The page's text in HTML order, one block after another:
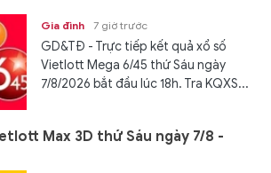
Gia đình 7 giờ trước
GD&TĐ - Trực tiếp kết quả xổ số
Vietlott Mega 6/45 thứ Sáu ngày
7/8/2026 bắt đầu lúc 18h. Tra KQXS...
Max 3D thứ Sáu ngày 7/8 -